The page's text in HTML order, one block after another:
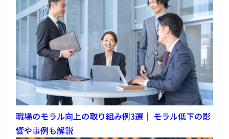
職場のモラル向上の取り組み例3選｜ モラル低下の影
響や事例も解説